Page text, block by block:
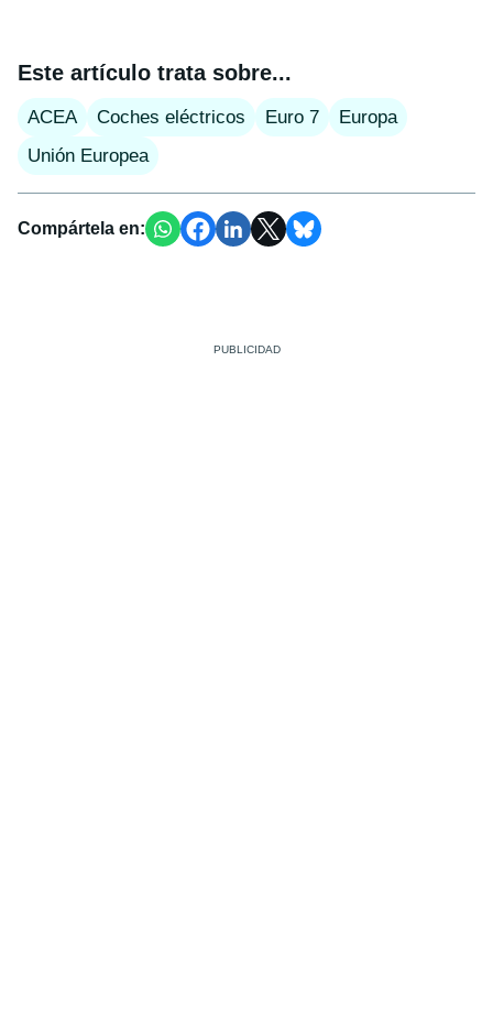
Este artículo trata sobre...
ACEA Coches eléctricos Euro 7
Europa
Unión Europea
Compártela en: